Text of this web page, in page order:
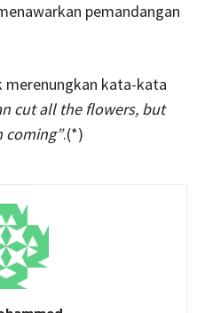
pemandangan
merenungkan kata-kata
cut all the flowers, but
coming”.(*)